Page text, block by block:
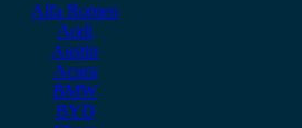
Alfa Romeo
Audi
Austin
Acura
BMW
BYD